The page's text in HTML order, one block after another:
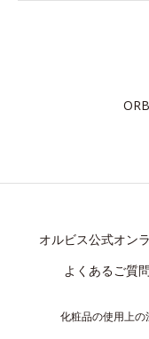
オルビス公式オン
よくあるご質
化粧品の使用上の